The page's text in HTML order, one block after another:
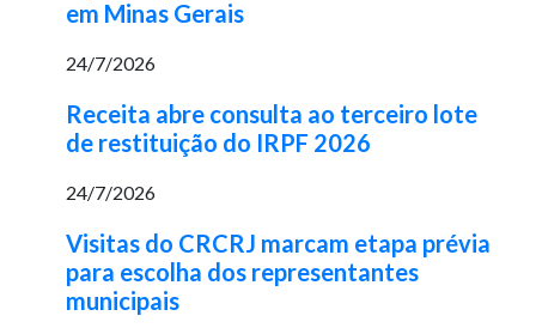
em Minas Gerais
24/7/2026
Receita abre consulta ao terceiro lote
de restituição do IRPF 2026
24/7/2026
Visitas do CRCRJ marcam etapa prévia
para escolha dos representantes
municipais